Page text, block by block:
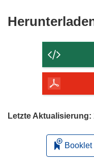
Letzte Aktualisierung:
Booklet